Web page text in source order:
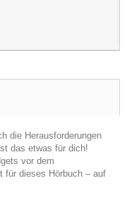
die Herausforderungen
das etwas für dich!
vor dem
für dieses Hörbuch – auf